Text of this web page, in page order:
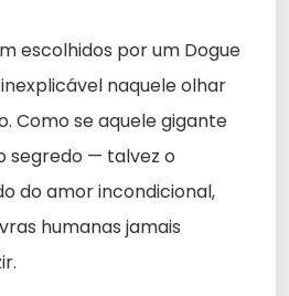
escolhidos por um Dogue
naquele olhar
Como se aquele gigante
segredo — talvez o
do amor incondicional,
humanas jamais